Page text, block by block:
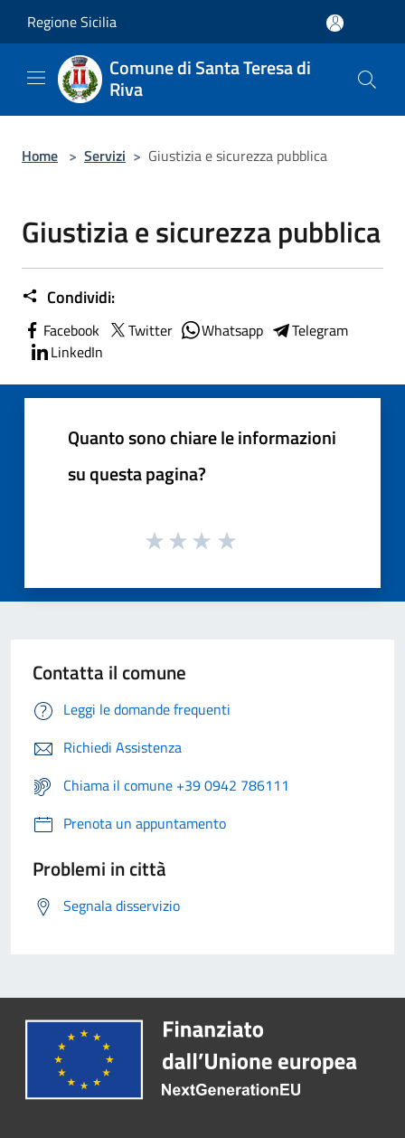
Regione Sicilia
Comune di Santa Teresa di
Riva
Home > Servizi > Giustizia e sicurezza pubblica
Giustizia e sicurezza pubblica
Condividi:
Facebook Twitter Whatsapp
Telegram
LinkedIn
Quanto sono chiare le informazioni
su questa pagina?
Contatta il comune
Leggi le domande frequenti
Richiedi Assistenza
Chiama il comune +39 0942 786111
Prenota un appuntamento
Problemi in città
Segnala disservizio